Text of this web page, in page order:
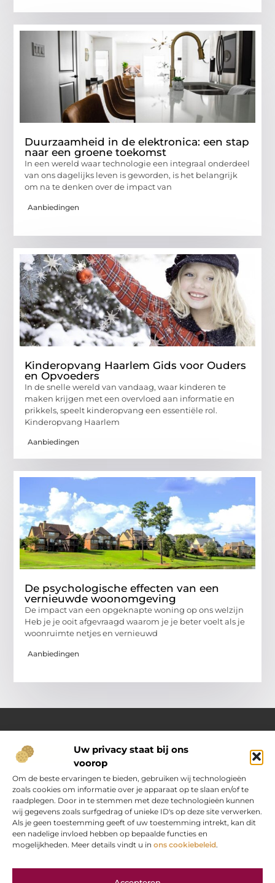
Uw privacy staat bij ons
voorop
Om de beste ervaringen te bieden, gebruiken wij technologieën
zoals cookies om informatie over je apparaat op te slaan en/of te
raadplegen. Door in te stemmen met deze technologieën kunnen
wij gegevens zoals surfgedrag of unieke ID's op deze site verwerken.
Als je geen toestemming geeft of uw toestemming intrekt, kan dit
een nadelige invloed hebben op bepaalde functies en
mogelijkheden. Meer details vindt u in ons cookiebeleid.
Duurzaamheid in de elektronica: een stap
naar een groene toekomst
In een wereld waar technologie een integraal onderdeel
van ons dagelijks leven is geworden, is het belangrijk
om na te denken over de impact van
Aanbiedingen
Kinderopvang Haarlem Gids voor Ouders
en Opvoeders
In de snelle wereld van vandaag, waar kinderen te
maken krijgen met een overvloed aan informatie en
prikkels, speelt kinderopvang een essentiële rol.
Kinderopvang Haarlem
Aanbiedingen
De psychologische effecten van een
vernieuwde woonomgeving
De impact van een opgeknapte woning op ons welzijn
Heb je je ooit afgevraagd waarom je je beter voelt als je
woonruimte netjes en vernieuwd
Aanbiedingen
Over Oranje-web.nl
Dé plek voor praktische inzichten en dagelijkse inspiratie
Verken een gevarieerd aanbod aan artikelen en blogs
boordevol handige tips, slimme ideeën en verrassende
inzichten. Alles om jouw dagelijks leven nét wat eenvoudiger
en leuker te maken.
Main Links
Bericht categorie